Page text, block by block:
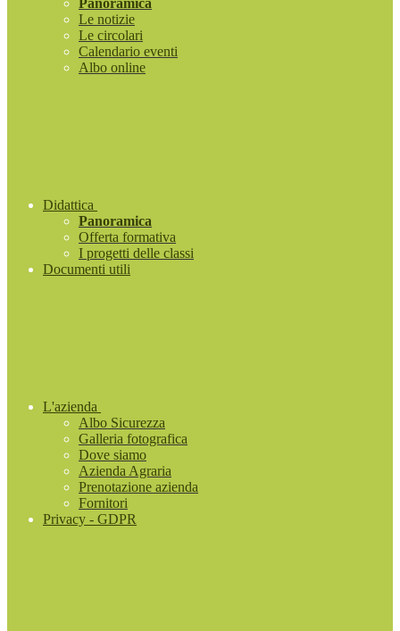
Panoramica
Le notizie
Le circolari
Calendario eventi
Albo online
Didattica
Panoramica
Offerta formativa
I progetti delle classi
Documenti utili
L'azienda
Albo Sicurezza
Galleria fotografica
Dove siamo
Azienda Agraria
Prenotazione azienda
Fornitori
Privacy - GDPR